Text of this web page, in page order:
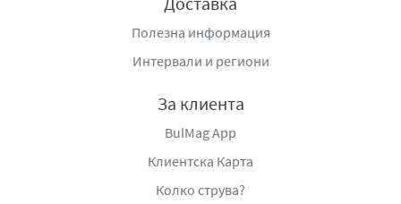
Дистрибутор Астра и ко ООД, ул. „Обелско шосе“ 18,
1360 Складово-производствена зона - Модерно
предградие, София
Полезна информация
Интервали и региони
За клиента
BulMag App
Клиентска Карта
Колко струва?